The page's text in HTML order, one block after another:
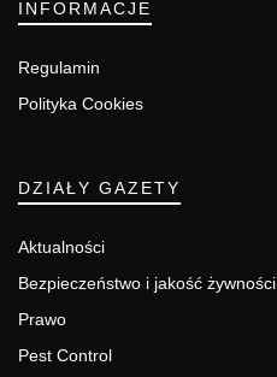
INFORMACJE
Regulamin
Polityka Cookies
DZIAŁY GAZETY
Aktualności
Bezpieczeństwo i jakość żywności
Prawo
Pest Control